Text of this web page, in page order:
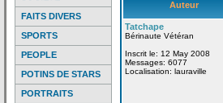
FAITS DIVERS
SPORTS
PEOPLE
POTINS DE STARS
PORTRAITS
Auteur
Tatchape
Bérinaute Vétéran
Inscrit le: 12 May 2008
Messages: 6077
Localisation: lauraville